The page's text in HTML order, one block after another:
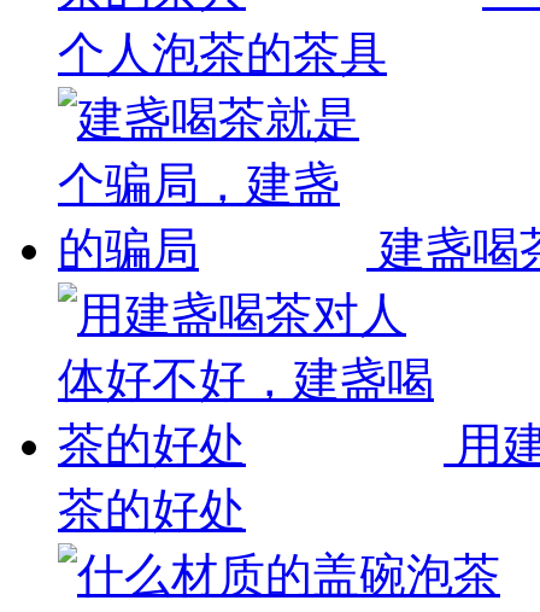
个人泡茶的茶具
建盏喝
用
茶的好处